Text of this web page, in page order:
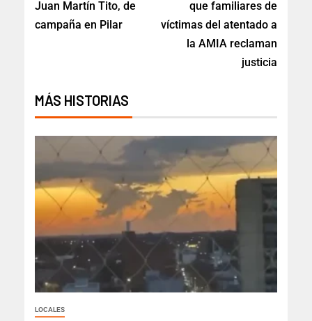
Juan Martín Tito, de
campaña en Pilar
que familiares de
víctimas del atentado a
la AMIA reclaman
justicia
MÁS HISTORIAS
LOCALES